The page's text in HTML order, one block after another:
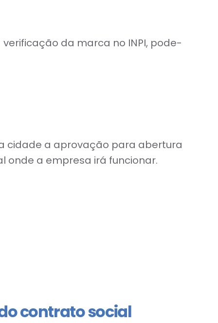
da marca no INPI, pode-
cidade a aprovação para abertura
onde a empresa irá funcionar.
contrato social